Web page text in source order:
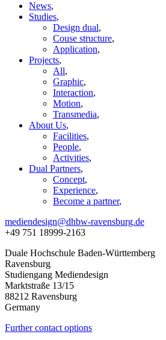
News,
Studies,
Design dual,
Couse structure,
Application,
Projects,
All,
Graphic,
Interaction,
Motion,
Transmedia,
About Us,
Facilities,
People,
Activities,
Dual Partners,
Concept,
Experience,
Become a partner,
mediendesign@dhbw-ravensburg.de
+49 751 18999-2163
Duale Hochschule Baden-Württemberg
Ravensburg
Studiengang Mediendesign
Marktstraße 13/15
88212 Ravensburg
Germany
Further contact options